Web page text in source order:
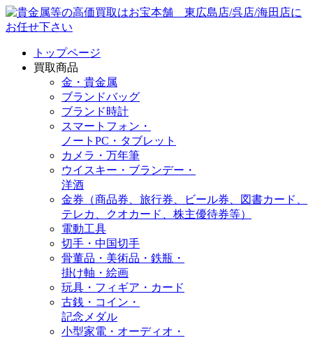
トップページ
買取商品
金・貴金属
ブランドバッグ
ブランド時計
スマートフォン・
ノートPC・タブレット
カメラ・万年筆
ウイスキー・ブランデー・
洋酒
金券（商品券、旅行券、ビール券、図書カード、
テレカ、クオカード、株主優待券等）
電動工具
切手・中国切手
骨董品・美術品・鉄瓶・
掛け軸・絵画
玩具・フィギア・カード
古銭・コイン・
記念メダル
小型家電・オーディオ・